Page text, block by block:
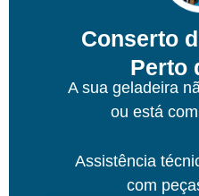
Conserto
Perto
A sua geladeira
ou está
Assistência
com